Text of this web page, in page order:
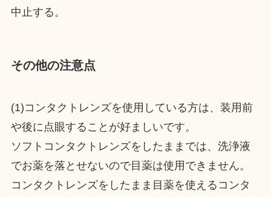
中止する。
その他の注意点
(1)コンタクトレンズを使用している方は、装用前
や後に点眼することが好ましいです。
ソフトコンタクトレンズをしたままでは、洗浄液
でお薬を落とせないので目薬は使用できません。
コンタクトレンズをしたまま目薬を使えるコンタ